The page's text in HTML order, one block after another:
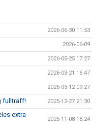
2026-06-30 11:53
2026-06-09
2026-05-25 17:27
2026-03-21 16:47
2026-03-12 09:27
fullträff! 2025-12-27 21:30
extra -
2025-11-08 18:24